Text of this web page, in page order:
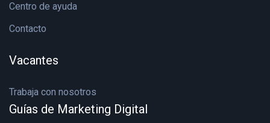
Centro de ayuda
Contacto
Vacantes
Trabaja con nosotros
Guías de Marketing Digital